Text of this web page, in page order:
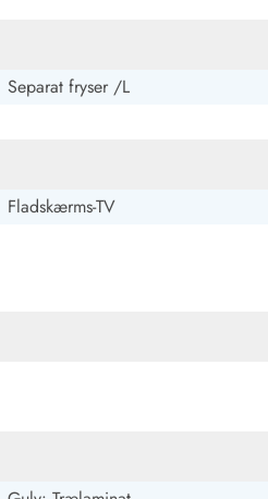
Separat fryser /L
Fladskærms-TV